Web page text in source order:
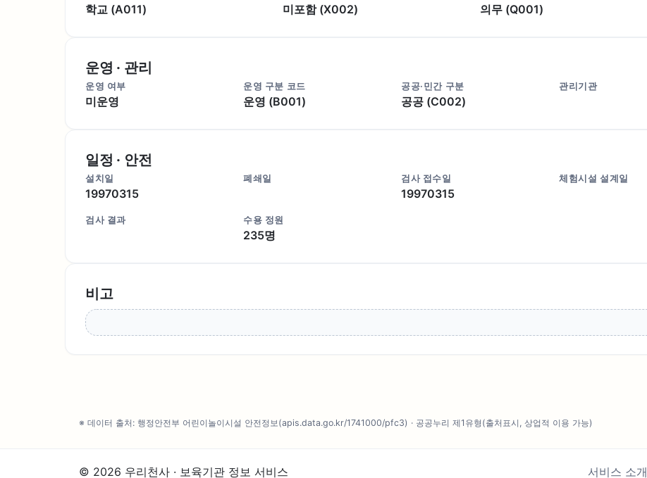
학교 (A011) 미포함 (X002) 의무 (Q001)
운영 · 관리
운영 여부
미운영
운영 구분 코드
운영 (B001)
공공·민간 구분
공공 (C002)
관리기관
일정 · 안전
설치일
19970315
폐쇄일 검사 접수일
19970315
체험시설 설계일
검사 결과 수용 정원
235명
비고
※ 데이터 출처: 행정안전부 어린이놀이시설 안전정보(apis.data.go.kr/1741000/pfc3) · 공공누리 제1유형(출처표시, 상업적 이용 가능)
© 2026 우리천사 · 보육기관 정보 서비스 서비스 소개